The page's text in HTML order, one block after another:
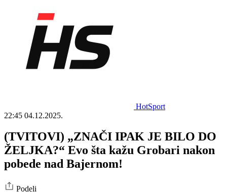
HotSport
22:45 04.12.2025.
(TVITOVI) „ZNAČI IPAK JE BILO DO
ŽELJKA?“ Evo šta kažu Grobari nakon
pobede nad Bajernom!
Podeli